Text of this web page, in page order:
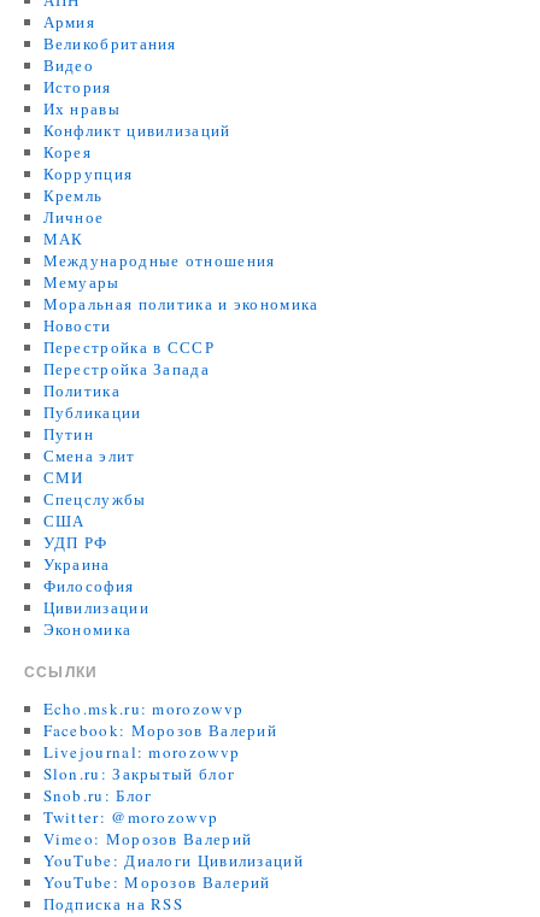
Армия
Великобритания
Видео
История
Их нравы
Конфликт цивилизаций
Корея
Коррупция
Кремль
Личное
МАК
Международные отношения
Мемуары
Моральная политика и экономика
Новости
Перестройка в СССР
Перестройка Запада
Политика
Публикации
Путин
Смена элит
СМИ
Спецслужбы
США
УДП РФ
Украина
Философия
Цивилизации
Экономика
ССЫЛКИ
Echo.msk.ru: morozowvp
Facebook: Морозов Валерий
Livejournal: morozowvp
Slon.ru: Закрытый блог
Snob.ru: Блог
Twitter: @morozowvp
Vimeo: Морозов Валерий
YouTube: Диалоги Цивилизаций
YouTube: Морозов Валерий
Подписка на RSS